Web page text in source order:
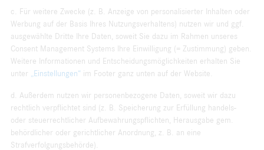
c. Für weitere Zwecke (z. B. Anzeige von personalisierter Inhalten oder
Werbung auf der Basis Ihres Nutzungsverhaltens) nutzen wir und ggf.
ausgewählte Dritte Ihre Daten, soweit Sie dazu im Rahmen unseres
Consent Management Systems Ihre Einwilligung (= Zustimmung) geben.
Weitere Informationen und Entscheidungsmöglichkeiten erhalten Sie
unter „Einstellungen“ im Footer ganz unten auf der Website.
d. Außerdem nutzen wir personenbezogene Daten, soweit wir dazu
rechtlich verpflichtet sind (z. B. Speicherung zur Erfüllung handels-
oder steuerrechtlicher Aufbewahrungspflichten, Herausgabe gem.
behördlicher oder gerichtlicher Anordnung, z. B. an eine
Strafverfolgungsbehörde).